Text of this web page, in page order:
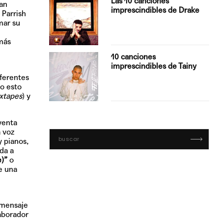
su
esto
) y
voz
pianos,
a
o
una
imprescindibles de Drake
10 canciones
imprescindibles de Tainy